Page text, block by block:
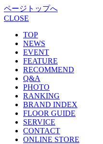
ページトップへ
CLOSE
TOP
NEWS
EVENT
FEATURE
RECOMMEND
Q&A
PHOTO
RANKING
BRAND INDEX
FLOOR GUIDE
SERVICE
CONTACT
ONLINE STORE